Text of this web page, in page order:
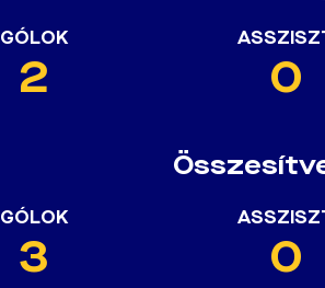
GÓLOK
2 0
GÓLOK
3 0